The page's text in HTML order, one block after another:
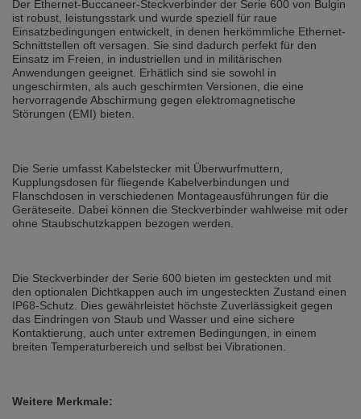
selected one. This website is also available in German. Would you like to
switch to the German version?
Switch to German version Stay on this version
Wir haben erkannt, dass ihr Browser eine andere Sprache als die derzeit
angezeigte bevorzugt. Diese Webseite ist auch auf Deutsch verfügbar.
Möchten Sie zur Deutschen Version wechseln?
We have detected, that your browser prefers another language than the
selected one. This website is also available in Czech. Would you like to
switch to the Czech version?
Switch to Czech version Stay on this version
Přepnout na českou verzi Zůstaňte v této verzi
Váš prohlížeč se zdá být v jiném jazyce, než je právě používaný jazyk. Tato
stránka je také k dispozici v němčině. Přejete si přejít na německou verzi?
Wir haben erkannt, dass ihr Browser eine andere Sprache als die derzeit
Der Ethernet-Buccaneer-Steckverbinder der Serie 600 von Bulgin
ist robust, leistungsstark und wurde speziell für raue
Einsatzbedingungen entwickelt, in denen herkömmliche Ethernet-
Schnittstellen oft versagen. Sie sind dadurch perfekt für den
Einsatz im Freien, in industriellen und in militärischen
Anwendungen geeignet. Erhätlich sind sie sowohl in
ungeschirmten, als auch geschirmten Versionen, die eine
hervorragende Abschirmung gegen elektromagnetische
Störungen (EMI) bieten.
Die Serie umfasst Kabelstecker mit Überwurfmuttern,
Kupplungsdosen für fliegende Kabelverbindungen und
Flanschdosen in verschiedenen Montageausführungen für die
Geräteseite. Dabei können die Steckverbinder wahlweise mit oder
ohne Staubschutzkappen bezogen werden.
Die Steckverbinder der Serie 600 bieten im gesteckten und mit
den optionalen Dichtkappen auch im ungesteckten Zustand einen
IP68-Schutz. Dies gewährleistet höchste Zuverlässigkeit gegen
das Eindringen von Staub und Wasser und eine sichere
Kontaktierung, auch unter extremen Bedingungen, in einem
breiten Temperaturbereich und selbst bei Vibrationen.
Weitere Merkmale: